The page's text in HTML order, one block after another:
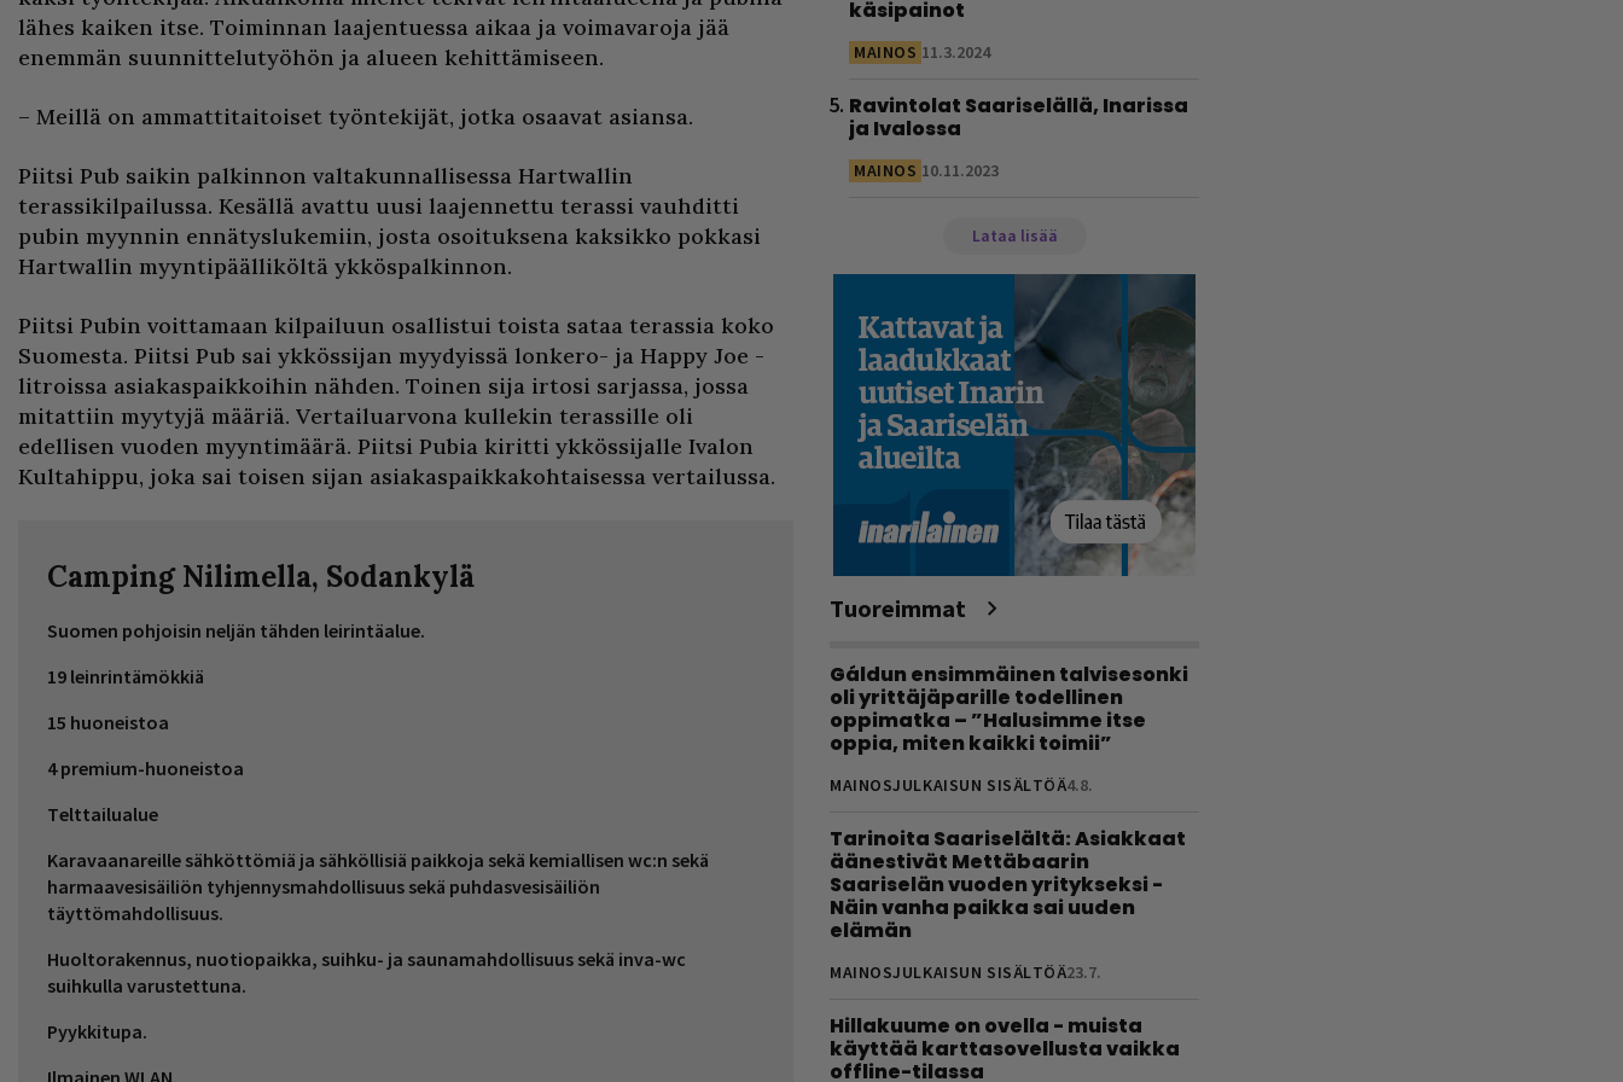
lähes kaiken itse. Toiminnan laajentuessa aikaa ja voimavaroja jää
enemmän suunnittelutyöhön ja alueen kehittämiseen.
– Meillä on ammattitaitoiset työntekijät, jotka osaavat asiansa.
Piitsi Pub saikin palkinnon valtakunnallisessa Hartwallin
terassikilpailussa. Kesällä avattu uusi laajennettu terassi vauhditti
pubin myynnin ennätyslukemiin, josta osoituksena kaksikko pokkasi
Hartwallin myyntipäälliköltä ykköspalkinnon.
Piitsi Pubin voittamaan kilpailuun osallistui toista sataa terassia koko
Suomesta. Piitsi Pub sai ykkössijan myydyissä lonkero- ja Happy Joe -
litroissa asiakaspaikkoihin nähden. Toinen sija irtosi sarjassa, jossa
mitattiin myytyjä määriä. Vertailuarvona kullekin terassille oli
edellisen vuoden myyntimäärä. Piitsi Pubia kiritti ykkössijalle Ivalon
Kultahippu, joka sai toisen sijan asiakaspaikkakohtaisessa vertailussa.
Camping Nilimella, Sodankylä
Suomen pohjoisin neljän tähden leirintäalue.
19 leinrintämökkiä
15 huoneistoa
4 premium-huoneistoa
Telttailualue
Karavaanareille sähköttömiä ja sähköllisiä paikkoja sekä kemiallisen wc:n sekä
harmaavesisäiliön tyhjennysmahdollisuus sekä puhdasvesisäiliön
täyttömahdollisuus.
Huoltorakennus, nuotiopaikka, suihku- ja saunamahdollisuus sekä inva-wc
suihkulla varustettuna.
Pyykkitupa.
Ilmainen WLAN.
käsipainot
MAINOS 11.3.2024
Ravintolat Saariselällä, Inarissa
ja Ivalossa
MAINOS 10.11.2023
Lataa lisää
Tuoreimmat
Gáldun ensimmäinen talvisesonki
oli yrittäjäparille todellinen
oppimatka – ”Halusimme itse
oppia, miten kaikki toimii”
MAINOSJULKAISUN SISÄLTÖÄ4.8.
Tarinoita Saariselältä: Asiakkaat
äänestivät Mettäbaarin
Saariselän vuoden yritykseksi -
Näin vanha paikka sai uuden
elämän
MAINOSJULKAISUN SISÄLTÖÄ23.7.
Hillakuume on ovella - muista
käyttää karttasovellusta vaikka
offline-tilassa